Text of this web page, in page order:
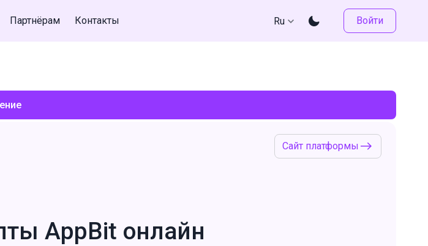
Партнёрам Контакты Ru Войти
Сайт платформы
AppBit онлайн